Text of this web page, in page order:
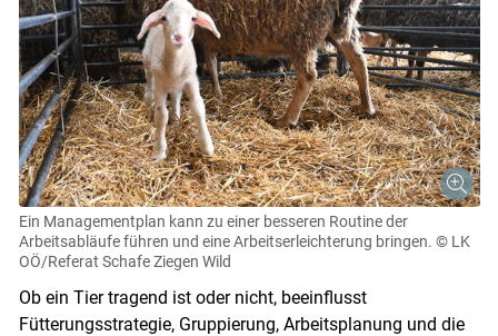
Skip to main content
Ein Managementplan kann zu einer besseren Routine der
Arbeitsabläufe führen und eine Arbeitserleichterung bringen. © LK
OÖ/Referat Schafe Ziegen Wild
Ob ein Tier tragend ist oder nicht, beeinflusst
Fütterungsstrategie, Gruppierung, Arbeitsplanung und die